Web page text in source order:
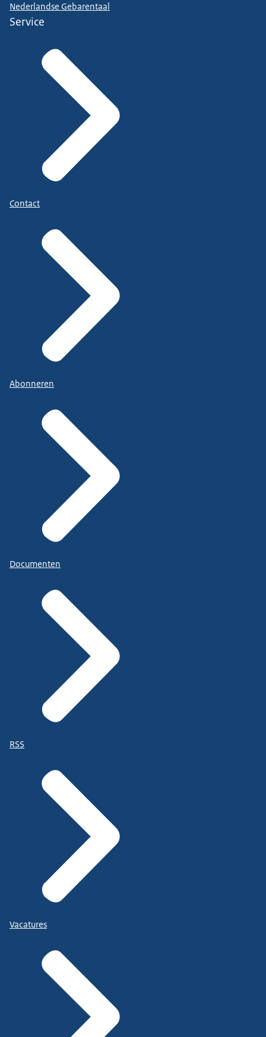
Nederlandse Gebarentaal
Service
Contact
Abonneren
Documenten
RSS
Vacatures